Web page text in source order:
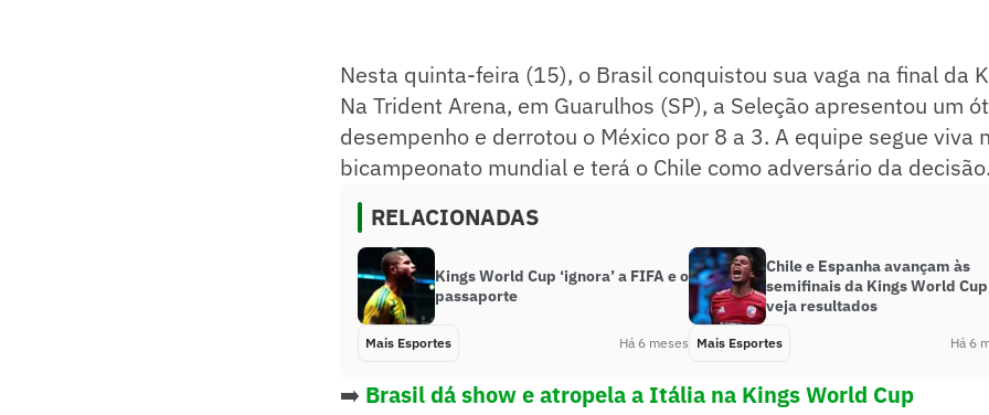
Nesta quinta-feira (15), o Brasil conquistou sua vaga na final da
Na Trident Arena, em Guarulhos (SP), a Seleção apresentou um
desempenho e derrotou o México por 8 a 3. A equipe segue viva
bicampeonato mundial e terá o Chile como adversário da decisão.
RELACIONADAS
Kings World Cup ‘ignora’ a FIFA e o
passaporte
Mais Esportes Há 6 meses
Chile e Espanha avançam às
semifinais da Kings World
veja resultados
Mais Esportes Há 6
➡️ Brasil dá show e atropela a Itália na Kings World Cup